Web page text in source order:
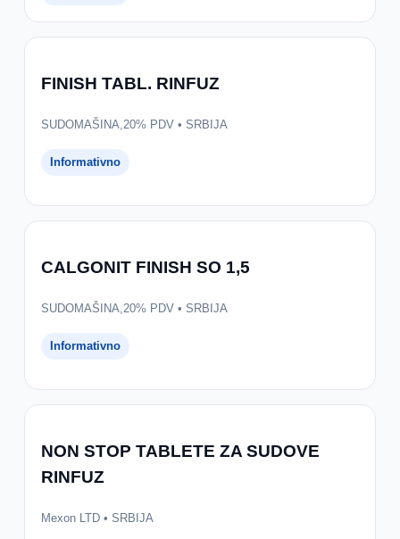
FINISH TABL. RINFUZ
SUDOMAŠINA,20% PDV • SRBIJA
Informativno
CALGONIT FINISH SO 1,5
SUDOMAŠINA,20% PDV • SRBIJA
Informativno
NON STOP TABLETE ZA SUDOVE
RINFUZ
Mexon LTD • SRBIJA